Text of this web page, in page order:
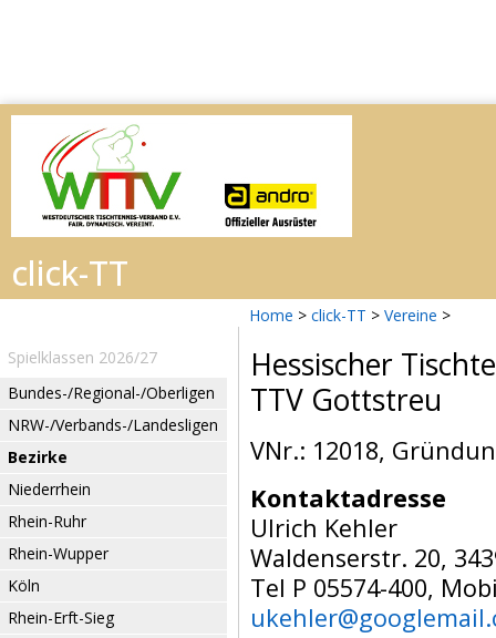
Home > click-TT > Vereine >
Spielklassen 2026/27
Bundes-/Regional-/Oberligen
NRW-/Verbands-/Landesligen
Bezirke
Niederrhein
Rhein-Ruhr
Rhein-Wupper
Köln
Rhein-Erft-Sieg
Hessischer
TTV Gottstreu
VNr.: 12018,
Kontaktadresse
Ulrich Kehler
Waldenserstr. 20,
Tel P 05574-400,